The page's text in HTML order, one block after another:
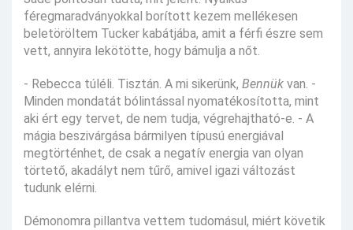
féregmaradványokkal borított kezem mellékesen
beletöröltem Tucker kabátjába, amit a férfi észre sem
vett, annyira lekötötte, hogy bámulja a nőt.
- Rebecca túléli. Tisztán. A mi sikerünk, Bennük van. -
Minden mondatát bólintással nyomatékosította, mint
aki ért egy tervet, de nem tudja, végrehajtható-e. - A
mágia beszivárgása bármilyen típusú energiával
megtörténhet, de csak a negatív energia van olyan
törtető, akadályt nem tűrő, amivel igazi változást
tudunk elérni.
Démonomra pillantva vettem tudomásul, miért követik